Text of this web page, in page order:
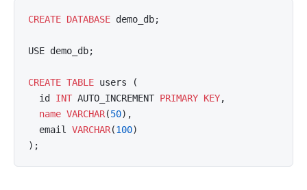
CREATE DATABASE demo_db;
USE demo_db;
CREATE TABLE users (
  id
INT AUTO_INCREMENT PRIMARY KEY,
name VARCHAR(50),
  email
VARCHAR(100)